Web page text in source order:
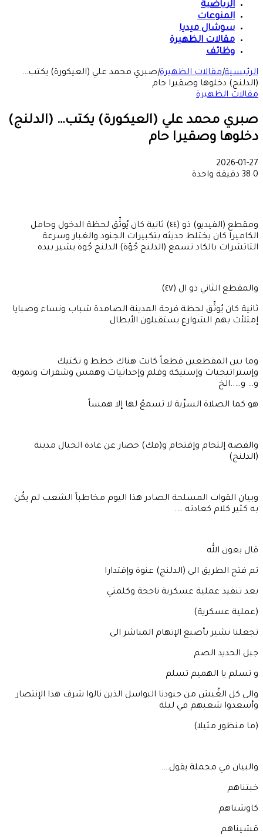
الرياضية
المنوعات
سوشال ميديا
مقالات الظهيرة
وظائف
الرئيسية|مقالات الظهيرة|صبري محمد علي (العيكورة) يكتب…
(الدلنج) دخلوها وصقيرا حام
مقالات الظهيرة
صبري محمد علي (العيكورة) يكتب… (الدلنج)
دخلوها وصقيرا حام
2026-01-27
0
دقيقة واحدة
ومقطع (الفيديو) ذو (٤٤) ثانية كان يُوثِّق لحظة الدخول وحامل
الكاميرا كان يختلط حديثه بتكبيرات الجنود والغبار وسرعة
التاتشرات بالكاد تسمع (الدلنج جُوّة) الدلنج جُوة يشير بيده
والمقطع الثاني ذو ال (٤٧)
ثانية كان يُوثِّق لحظة فرحة المدينة الصامدة شباب ونساء وصبايا
إمتلأت بهم الشوارع يستقبلون الأبطال
وما بين المقطعين قطعاً كانت هناك خطط و تكتيك
وإستراتيجيات وإستيكة وقلم وإحداثيات وهمس وشفرات وتموية
و… و…..الخ
هو كما الصلاة السرِّية لا تسمعُ لها إلا همساً
والقصة إلتحام وإقتحام و(فك) حصار عن غادة الجبال مدينة
(الدلنج)
وبيان القوات المسلحة الصادر هذا اليوم مخاطباً الشعب لم يكُن
به كثير كلام كعادته ….
قال بعون الله
تم فتح الطريق الى (الدلنج) عنوة وإقتدارا
بعد تنفيذ عملية عسكرية ناجحة وكلمتي
(عملية عسكرية)
تجعلنا نشير بأصبع الإتهام المباشر الى
جبل الحديد الصم
و تسلم يا الهميم تسلم
والى كل الغُبش من جنودنا البواسل الذين نالوا شرف هذا الإنتصار
وأسعدوا شعبهم في ليلة
(ما منظور مثيلا)
والبيان في مجملة يقول….
خبتناهم
كاوشناهم
قشيناهم